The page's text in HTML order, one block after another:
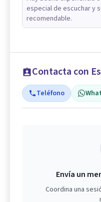
especial de escuchar y
recomendable.
Contacta con
Teléfono
Envía un
Coordina una